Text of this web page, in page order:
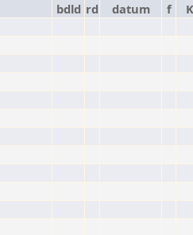
bdld rd datum f K